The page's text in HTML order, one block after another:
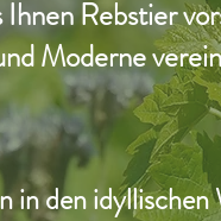
Ihnen Rebstier
Moderne
in den